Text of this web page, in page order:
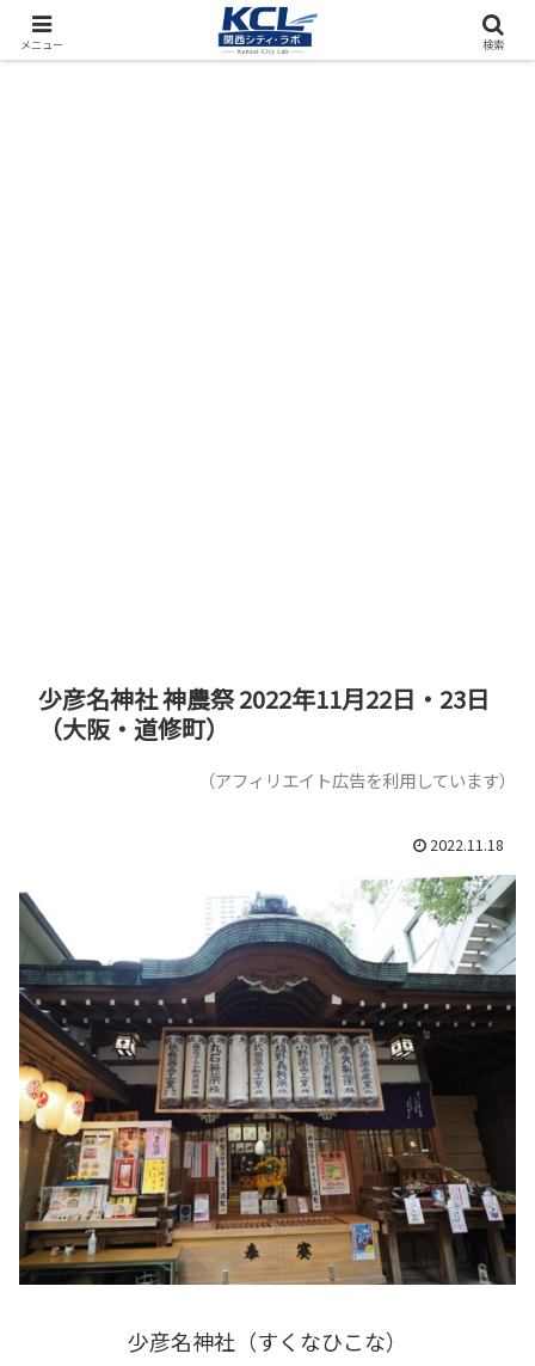
都市再開発をフィールド調査（累計アクセス数4000万PV）
少彦名神社 神農祭 2022年11月22日・23日
（大阪・道修町）
（アフィリエイト広告を利用しています）
2022.11.18
少彦名神社（すくなひこな）
メニュー 検索